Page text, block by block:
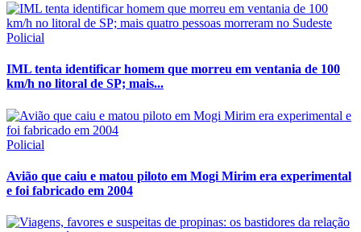
Policial
IML tenta identificar homem que morreu em ventania de 100
km/h no litoral de SP; mais...
Policial
Avião que caiu e matou piloto em Mogi Mirim era experimental
e foi fabricado em 2004